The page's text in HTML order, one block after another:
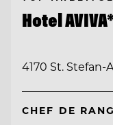
Hotel
4170 St. Stefan-